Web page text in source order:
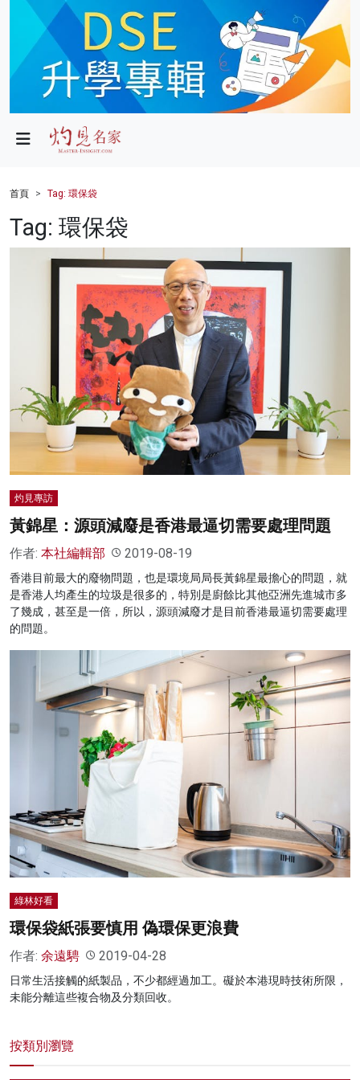
政局
財經
健康
名家榜
灼見活動
關於我們
首頁 Tag: 環保袋
Tag: 環保袋
灼見專訪
黃錦星：源頭減廢是香港最逼切需要處理問題
作者: 本社編輯部 2019-08-19
香港目前最大的廢物問題，也是環境局局長黃錦星最擔心的問題，就
是香港人均產生的垃圾是很多的，特別是廚餘比其他亞洲先進城市多
了幾成，甚至是一倍，所以，源頭減廢才是目前香港最逼切需要處理
的問題。
綠林好看
環保袋紙張要慎用 偽環保更浪費
作者: 余遠騁 2019-04-28
日常生活接觸的紙製品，不少都經過加工。礙於本港現時技術所限，
未能分離這些複合物及分類回收。
按類別瀏覽